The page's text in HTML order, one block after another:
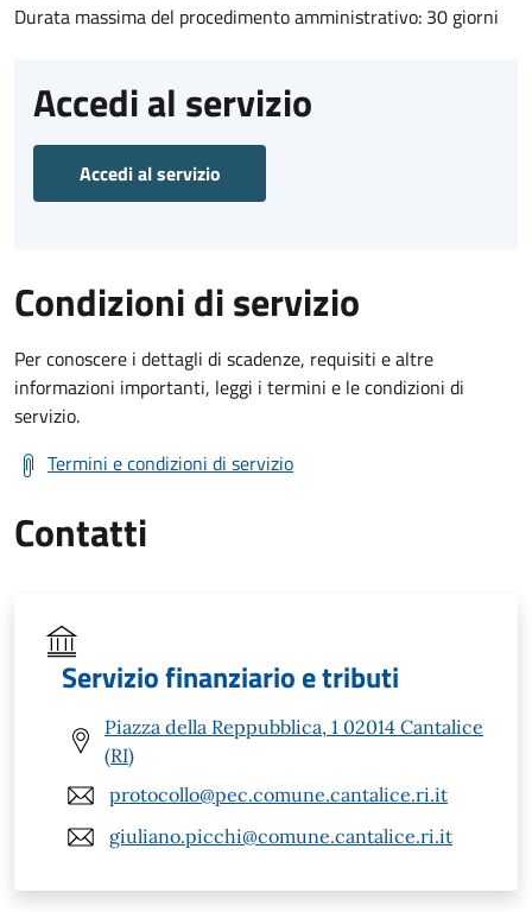
Durata massima del procedimento amministrativo: 30 giorni
Accedi al servizio
Accedi al servizio
Condizioni di servizio
Per conoscere i dettagli di scadenze, requisiti e altre
informazioni importanti, leggi i termini e le condizioni di
servizio.
Termini e condizioni di servizio
Contatti
Servizio finanziario e tributi
Piazza della Reppubblica, 1 02014 Cantalice
(RI)
protocollo@pec.comune.cantalice.ri.it
giuliano.picchi@comune.cantalice.ri.it